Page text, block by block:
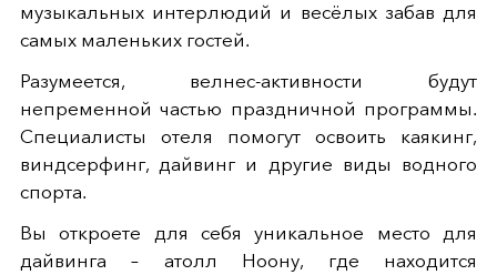
музыкальных интерлюдий и весёлых забав для
самых маленьких гостей.
Разумеется, велнес-активности будут
непременной частью праздничной программы.
Специалисты отеля помогут освоить каякинг,
виндсерфинг, дайвинг и другие виды водного
спорта.
Вы откроете для себя уникальное место для
дайвинга – атолл Ноону, где находится